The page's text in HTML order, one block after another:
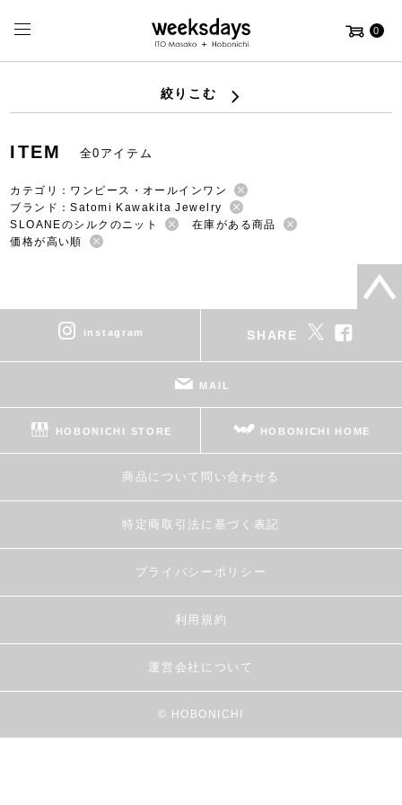
0
絞りこむ
ITEM 全0アイテム
カテゴリ：ワンピース・オールインワン
ブランド：Satomi Kawakita Jewelry
SLOANEのシルクのニット
在庫がある商品
価格が高い順
instagram SHARE
MAIL
HOBONICHI STORE HOBONICHI HOME
商品について問い合わせる
特定商取引法に基づく表記
プライバシーポリシー
利用規約
運営会社について
© HOBONICHI